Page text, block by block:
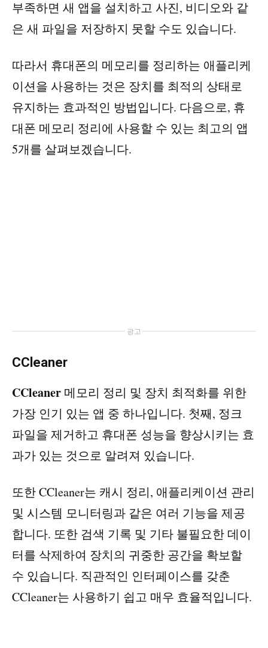
부족하면 새 앱을 설치하고 사진, 비디오와 같
은 새 파일을 저장하지 못할 수도 있습니다.
따라서 휴대폰의 메모리를 정리하는 애플리케
이션을 사용하는 것은 장치를 최적의 상태로
유지하는 효과적인 방법입니다. 다음으로, 휴
대폰 메모리 정리에 사용할 수 있는 최고의 앱
5개를 살펴보겠습니다.
광고
CCleaner
CCleaner 메모리 정리 및 장치 최적화를 위한
가장 인기 있는 앱 중 하나입니다. 첫째, 정크
파일을 제거하고 휴대폰 성능을 향상시키는 효
과가 있는 것으로 알려져 있습니다.
또한 CCleaner는 캐시 정리, 애플리케이션 관리
및 시스템 모니터링과 같은 여러 기능을 제공
합니다. 또한 검색 기록 및 기타 불필요한 데이
터를 삭제하여 장치의 귀중한 공간을 확보할
수 있습니다. 직관적인 인터페이스를 갖춘
CCleaner는 사용하기 쉽고 매우 효율적입니다.